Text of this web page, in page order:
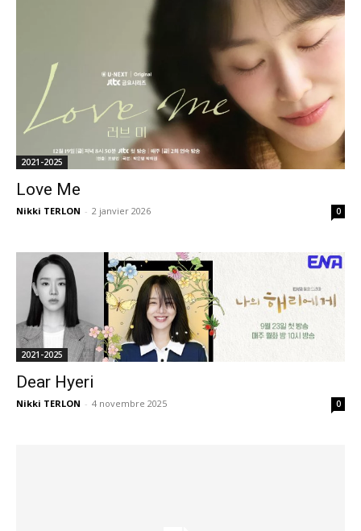
2021-2025
Love Me
Nikki TERLON - 2 janvier 2026 0
2021-2025
Dear Hyeri
Nikki TERLON - 4 novembre 2025 0